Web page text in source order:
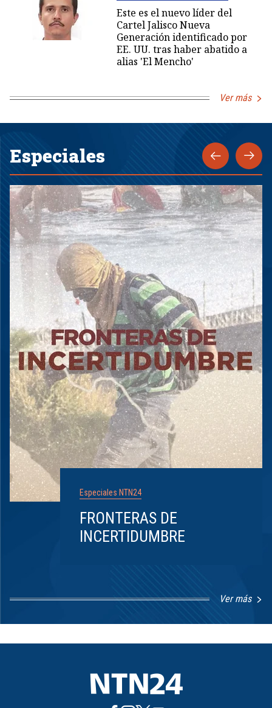
Este es el nuevo líder del
Cartel Jalisco Nueva
Generación identificado por
EE. UU. tras haber abatido a
alias 'El Mencho'
Ver más
Especiales
Especiales NTN24
FRONTERAS DE
INCERTIDUMBRE
Ver más
1
8